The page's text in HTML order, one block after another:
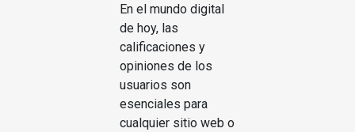
En el mundo digital
de hoy, las
calificaciones y
opiniones de los
usuarios son
esenciales para
cualquier sitio web o